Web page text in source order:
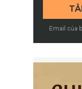
Email của